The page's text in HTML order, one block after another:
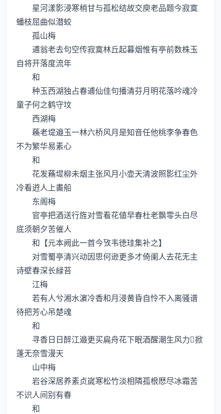
星河漾影浸寒梢甘与孤松结故交庾老品题今寂寞
蟠枝屈曲似潜蛟
孤山梅
逋翁老去句空传寂寞林丘起暮烟惟有亭前数株玉
自将开落度流年
和
种玉西湖独占春逋仙佳句播清芬月明花落吟魂冷
童子何之鹤守坟
西湖梅
蘓老堤邉玉一林六桥风月是知音任他桃李争春色
不为繁华易素心
和
花发蘓堤柳未烟主张风月小壶天清波照影红尘外
冷看逰人上畵船
东阁梅
官亭把酒送行旌对雪看花値早春杜老飘零头白尽
底须朝夕苦催人
和【元本阙此一首今攷韦徳珪集补之】
对雪蜀亭清兴动因思何逊更多才倚阑人去花无主
诗壁春深长緑苔
江梅
若有人兮湘水濵冷香和月浸黄昏自怜不入离骚谱
待把芳心吊楚魂
和
寻香日日醉江邉更买扁舟花下眠酒醒潮生风力掀
蓬无奈雪漫天
山中梅
岩谷深居养素贞嵗寒松竹淡相隣孤根厯尽冰霜苦
不识人间别有春
和